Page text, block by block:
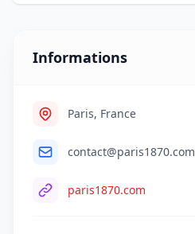
Informations
Paris, France
contact@paris1870.com
paris1870.com